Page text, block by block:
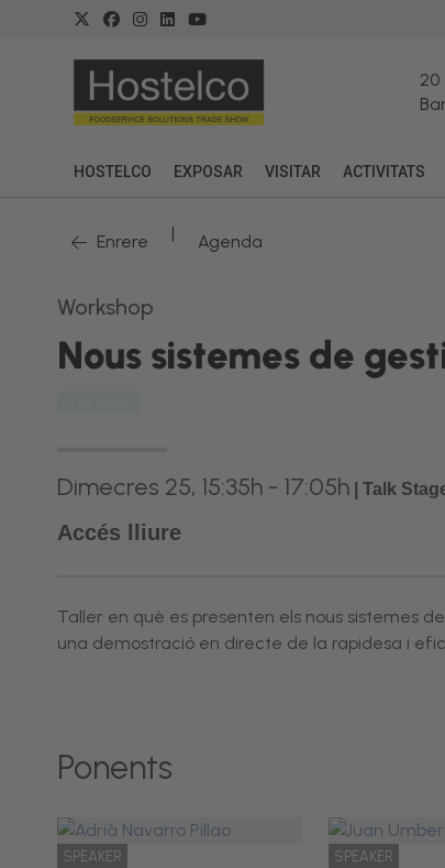
20
HOSTELCO EXPOSAR VISITAR ACTIVITATS
Enrere | Agenda
Workshop
Nous sistemes de
Dimecres 25, 15:35h - 17:05h Talk
Accés lliure
Taller en què es presenten els nous sistemes
una demostració en directe de la rapidesa i
Ponents
SPEAKER
SPEAKER